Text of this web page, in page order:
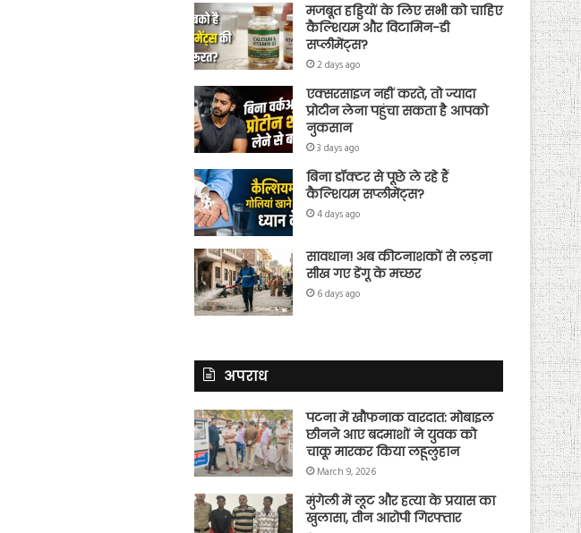
मजबूत हड्डियों के लिए सभी को चाहिए
कैल्शियम और विटामिन-डी
सप्लीमेंट्स?
2 days ago
एक्सरसाइज नहीं करते, तो ज्यादा
प्रोटीन लेना पहुंचा सकता है आपको
नुकसान
3 days ago
बिना डॉक्टर से पूछे ले रहे हैं
कैल्शियम सप्लीमेंट्स?
4 days ago
सावधान! अब कीटनाशकों से लड़ना
सीख गए डेंगू के मच्छर
6 days ago
अपराध
पटना में खौफनाक वारदात: मोबाइल
छीनने आए बदमाशों ने युवक को
चाकू मारकर किया लहूलुहान
March 9, 2026
मुंगेली में लूट और हत्या के प्रयास का
खुलासा, तीन आरोपी गिरफ्तार